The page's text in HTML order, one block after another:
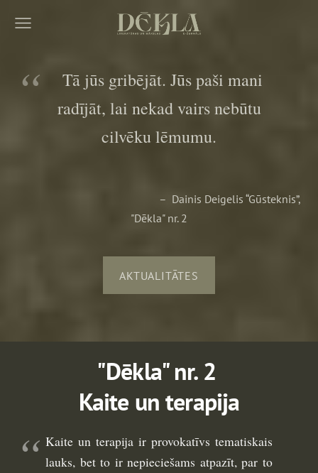
Tā jūs gribējāt. Jūs paši mani
radījāt, lai nekad vairs nebūtu
cilvēku lēmumu.
– Dainis Deigelis “Gūsteknis”,
"Dēkla" nr. 2
​AKTUALITĀTES​
"Dēkla" nr. 2
Kaite un terapija
Kaite un terapija ir provokatīvs tematiskais
lauks, bet to ir nepieciešams atpazīt, par to